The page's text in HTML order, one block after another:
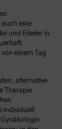
eine
und Eileiter in
einem Tag
alternative
Therapie
individuell